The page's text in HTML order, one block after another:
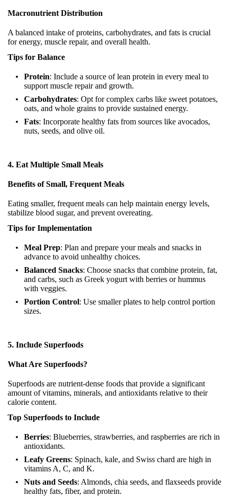
Macronutrient Distribution
A balanced intake of proteins, carbohydrates, and fats is crucial
for energy, muscle repair, and overall health.
Tips for Balance
Protein: Include a source of lean protein in every meal to
support muscle repair and growth.
Carbohydrates: Opt for complex carbs like sweet potatoes,
oats, and whole grains to provide sustained energy.
Fats: Incorporate healthy fats from sources like avocados,
nuts, seeds, and olive oil.
4. Eat Multiple Small Meals
Benefits of Small, Frequent Meals
Eating smaller, frequent meals can help maintain energy levels,
stabilize blood sugar, and prevent overeating.
Tips for Implementation
Meal Prep: Plan and prepare your meals and snacks in
advance to avoid unhealthy choices.
Balanced Snacks: Choose snacks that combine protein, fat,
and carbs, such as Greek yogurt with berries or hummus
with veggies.
Portion Control: Use smaller plates to help control portion
sizes.
5. Include Superfoods
What Are Superfoods?
Superfoods are nutrient-dense foods that provide a significant
amount of vitamins, minerals, and antioxidants relative to their
calorie content.
Top Superfoods to Include
Berries: Blueberries, strawberries, and raspberries are rich in
antioxidants.
Leafy Greens: Spinach, kale, and Swiss chard are high in
vitamins A, C, and K.
Nuts and Seeds: Almonds, chia seeds, and flaxseeds provide
healthy fats, fiber, and protein.